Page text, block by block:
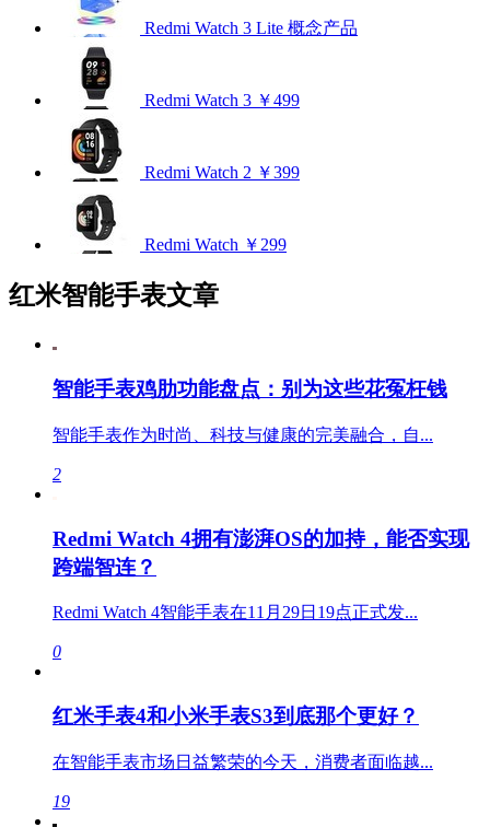
Redmi Watch 3 Lite 概念产品
Redmi Watch 3 ￥499
Redmi Watch 2 ￥399
Redmi Watch ￥299
红米智能手表文章
智能手表鸡肋功能盘点：别为这些花冤枉钱
智能手表作为时尚、科技与健康的完美融合，自...
2
Redmi Watch 4拥有澎湃OS的加持，能否实现
跨端智连？
Redmi Watch 4智能手表在11月29日19点正式发...
0
红米手表4和小米手表S3到底那个更好？
在智能手表市场日益繁荣的今天，消费者面临越...
19